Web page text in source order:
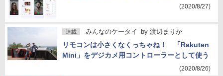
(2020/8/27)
連載 みんなのケータイ by 渡辺まりか
リモコンは小さくなくっちゃね！ 「Rakuten
Mini」をデジカメ用コントローラーとして使う
(2020/8/26)